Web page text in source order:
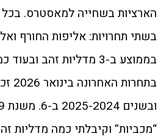
הארציות בשחייה למאסטרס.
בשתי תחרויות: אליפות החורף
בממוצע ב-3 מדליות זהב
“מכביות” וקיבלתי כמה מדליות